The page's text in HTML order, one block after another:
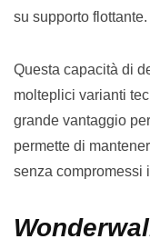
su supporto flottante.
Questa capacità di
molteplici varianti
grande vantaggio
permette di
senza compromessi